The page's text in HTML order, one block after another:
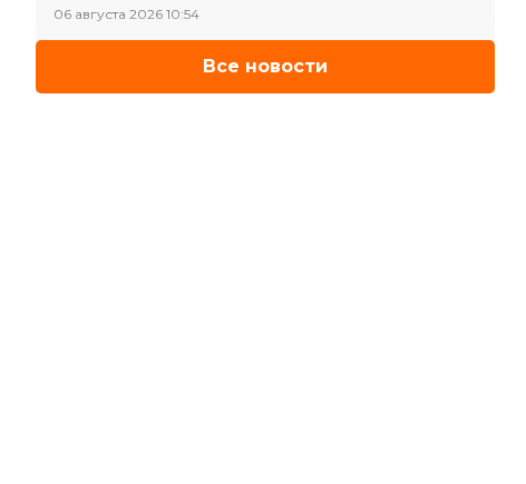
06 августа 2026 10:54
Все новости